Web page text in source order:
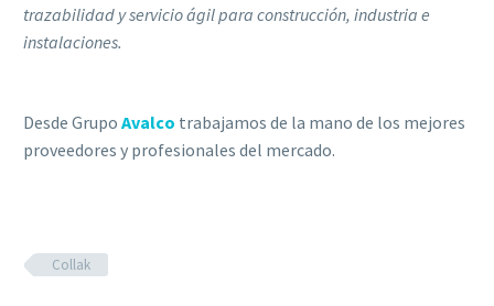
trazabilidad y servicio ágil para construcción, industria e
instalaciones.
Desde Grupo Avalco trabajamos de la mano de los mejores
proveedores y profesionales del mercado.
Collak